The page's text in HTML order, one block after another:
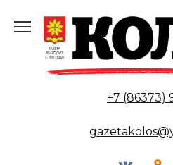
содержанию
+7 (86373)